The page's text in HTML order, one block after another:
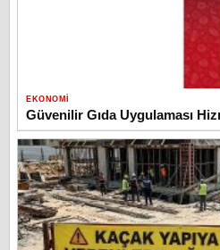
EKONOMI
Güvenilir Gıda Uygulaması